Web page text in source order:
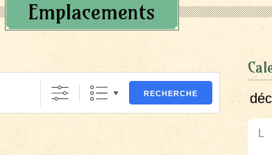
Emplacements
RECHERCHE
L